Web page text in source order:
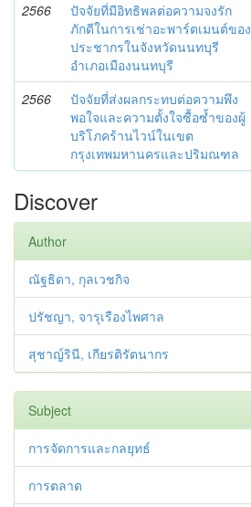
2566
ปัจจัยที่มีอิทธิพลต่อความจงรัก
ภักดีในการเช่าอะพาร์ตเมนต์ของ
ประชากรในจังหวัดนนทบุรี
อำเภอเมืองนนทบุรี
2566
ปัจจัยที่ส่งผลกระทบต่อความพึง
พอใจและความตั้งใจซื้อซ้ำของผู้
บริโภคร้านไวน์ในเขต
กรุงเทพมหานครและปริมณฑล
Discover
Author
ณัฐธิดา, กุลเวชกิจ
ปรัชญา, จารุเรืองไพศาล
สุชาญ์รินี, เกียรติรัตนากร
Subject
การจัดการและกลยุทธ์
การตลาด